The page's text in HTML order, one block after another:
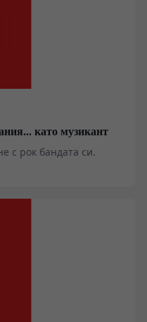
като музикант
с рок бандата си.